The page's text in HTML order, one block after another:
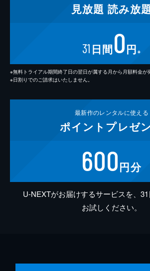
見放題 読み放
31 日間0円 ※
※無料トライアル期間終了日の翌日が属する月から月額料金が
※日割りでのご請求はいたしません。
最新作のレンタルに使える
ポイント プレゼ
600円分
U-NEXTがお届けするサービスを、
お試しください。